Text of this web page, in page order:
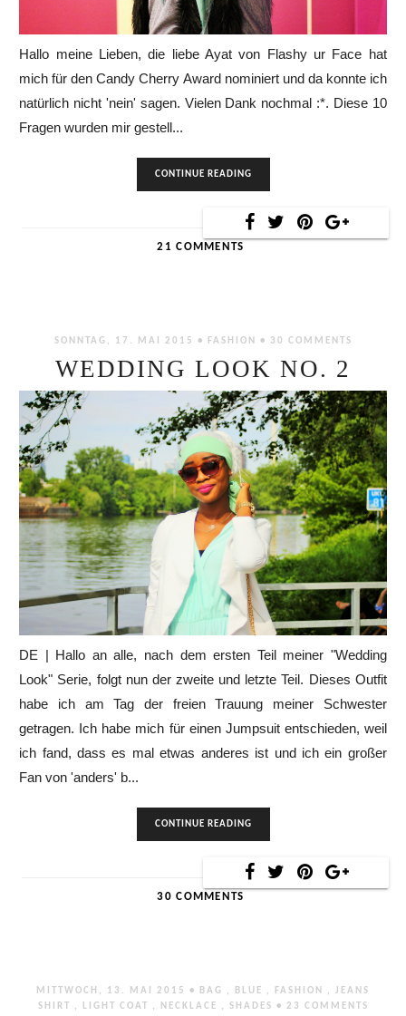
Hallo meine Lieben, die liebe Ayat von Flashy ur Face hat
mich für den Candy Cherry Award nominiert und da konnte ich
natürlich nicht 'nein' sagen. Vielen Dank nochmal :*. Diese 10
Fragen wurden mir gestell...
CONTINUE READING
21 COMMENTS
SONNTAG, 17. MAI 2015 • FASHION • 30 COMMENTS
WEDDING LOOK NO. 2
DE | Hallo an alle, nach dem ersten Teil meiner "Wedding
Look" Serie, folgt nun der zweite und letzte Teil. Dieses Outfit
habe ich am Tag der freien Trauung meiner Schwester
getragen. Ich habe mich für einen Jumpsuit entschieden, weil
ich fand, dass es mal etwas anderes ist und ich ein großer
Fan von 'anders' b...
CONTINUE READING
30 COMMENTS
MITTWOCH, 13. MAI 2015 • BAG , BLUE , FASHION , JEANS
SHIRT
, LIGHT COAT , NECKLACE , SHADES • 23 COMMENTS